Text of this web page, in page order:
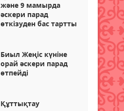
және 9 мамырда
әскери парад
өткізуден бас тартты
Биыл Жеңіс күніне
орай әскери парад
өтпейді
Құттықтау